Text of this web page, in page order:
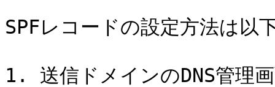
SPFレコードの設定方法は以
1. 送信ドメインのDNS管理